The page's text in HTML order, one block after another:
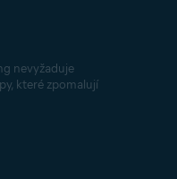
nevyžaduje
které zpomalují